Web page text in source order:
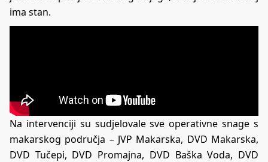
ima stan.
Na intervenciji su sudjelovale sve operativne snage s
makarskog područja – JVP Makarska, DVD Makarska,
DVD Tučepi, DVD Promajna, DVD Baška Voda, DVD